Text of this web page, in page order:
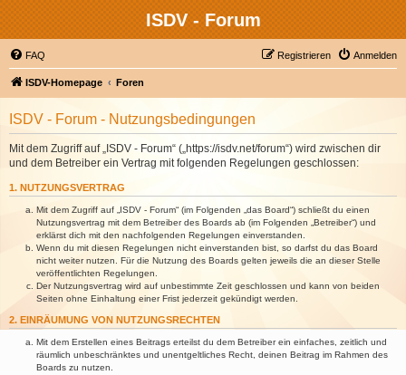
ISDV - Forum
FAQ Anmelden
Registrieren
ISDV-Homepage Foren
ISDV - Forum - Nutzungsbedingungen
Mit dem Zugriff auf „ISDV - Forum“ („https://isdv.net/forum“) wird zwischen dir
und dem Betreiber ein Vertrag mit folgenden Regelungen geschlossen:
1. NUTZUNGSVERTRAG
Mit dem Zugriff auf „ISDV - Forum“ (im Folgenden „das Board“) schließt du einen
Nutzungsvertrag mit dem Betreiber des Boards ab (im Folgenden „Betreiber“) und
erklärst dich mit den nachfolgenden Regelungen einverstanden.
Wenn du mit diesen Regelungen nicht einverstanden bist, so darfst du das Board
nicht weiter nutzen. Für die Nutzung des Boards gelten jeweils die an dieser Stelle
veröffentlichten Regelungen.
Der Nutzungsvertrag wird auf unbestimmte Zeit geschlossen und kann von beiden
Seiten ohne Einhaltung einer Frist jederzeit gekündigt werden.
2. EINRÄUMUNG VON NUTZUNGSRECHTEN
Mit dem Erstellen eines Beitrags erteilst du dem Betreiber ein einfaches, zeitlich und
räumlich unbeschränktes und unentgeltliches Recht, deinen Beitrag im Rahmen des
Boards zu nutzen.